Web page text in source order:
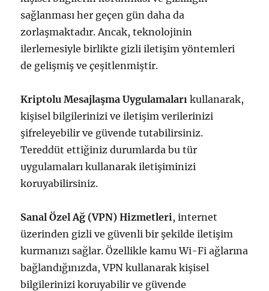
sağlanması her geçen gün daha da
zorlaşmaktadır. Ancak, teknolojinin
ilerlemesiyle birlikte gizli iletişim yöntemleri
de gelişmiş ve çeşitlenmiştir.
Kriptolu Mesajlaşma Uygulamaları kullanarak,
kişisel bilgilerinizi ve iletişim verilerinizi
şifreleyebilir ve güvende tutabilirsiniz.
Tereddüt ettiğiniz durumlarda bu tür
uygulamaları kullanarak iletişiminizi
koruyabilirsiniz.
Sanal Özel Ağ (VPN) Hizmetleri, internet
üzerinden gizli ve güvenli bir şekilde iletişim
kurmanızı sağlar. Özellikle kamu Wi-Fi ağlarına
bağlandığınızda, VPN kullanarak kişisel
bilgilerinizi koruyabilir ve güvende